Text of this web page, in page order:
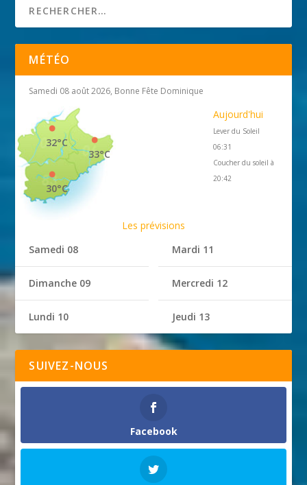
MÉTÉO
Samedi 08 août 2026, Bonne Fête Dominique
33°C
32°C
30°C
Aujourd'hui
Lever du Soleil
06:31
Coucher du soleil à
20:42
Les prévisions
Samedi 08
Dimanche 09
Lundi 10
Mardi 11
Mercredi 12
Jeudi 13
SUIVEZ-NOUS
Facebook